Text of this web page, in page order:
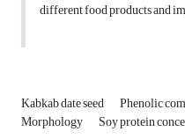
different food products and
Kabkab date seed Phenolic
Morphology Soy protein